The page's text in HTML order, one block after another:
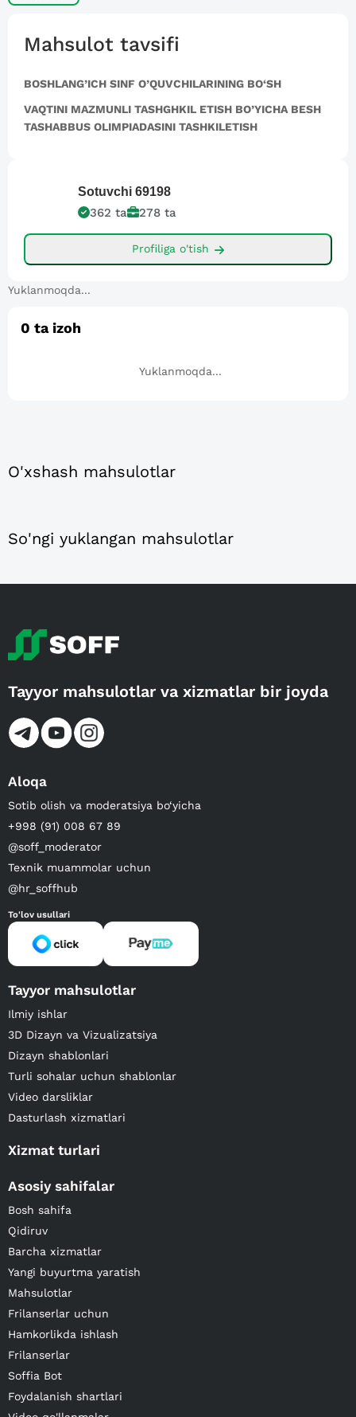
Mahsulot tavsifi
BOSHLANG’ICH SINF O’QUVCHILARINING BO‘SH
VAQTINI MAZMUNLI TASHGHKIL ETISH BO’YICHA BESH
TASHABBUS OLIMPIADASINI TASHKILETISH
Sotuvchi 69198
362 ta 278 ta
Profiliga o'tish
Yuklanmoqda...
0 ta izoh
Yuklanmoqda...
O'xshash mahsulotlar
So'ngi yuklangan mahsulotlar
Tayyor mahsulotlar va xizmatlar bir joyda
Aloqa
Sotib olish va moderatsiya bo‘yicha
+998 (91) 008 67 89
@soff_moderator
Texnik muammolar uchun
@hr_soffhub
To'lov usullari
Tayyor mahsulotlar
Ilmiy ishlar
3D Dizayn va Vizualizatsiya
Dizayn shablonlari
Turli sohalar uchun shablonlar
Video darsliklar
Dasturlash xizmatlari
Xizmat turlari
Asosiy sahifalar
Bosh sahifa
Qidiruv
Barcha xizmatlar
Yangi buyurtma yaratish
Mahsulotlar
Frilanserlar uchun
Hamkorlikda ishlash
Frilanserlar
Soffia Bot
Foydalanish shartlari